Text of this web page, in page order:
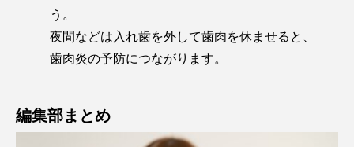
う。
夜間などは入れ歯を外して歯肉を休ませると、
歯肉炎の予防につながります。
編集部まとめ